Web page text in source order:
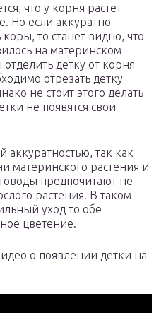
что у корня растет
Но если аккуратно
то станет видно, что
на материнском
детку от корня
отрезать детку
не стоит этого делать
не появятся свои
аккуратностью, так как
материнского растения и
предпочитают не
растения. В таком
уход то обе
цветение.
о появлении детки на